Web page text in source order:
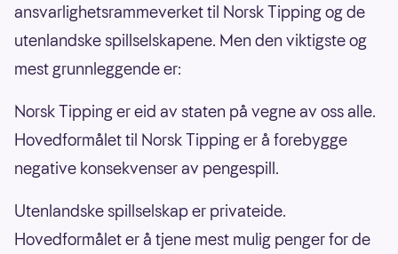
ansvarlighetsrammeverket til Norsk Tipping og de
utenlandske spillselskapene. Men den viktigste og
mest grunnleggende er:
Norsk Tipping er eid av staten på vegne av oss alle.
Hovedformålet til Norsk Tipping er å forebygge
negative konsekvenser av pengespill.
Utenlandske spillselskap er privateide.
Hovedformålet er å tjene mest mulig penger for de